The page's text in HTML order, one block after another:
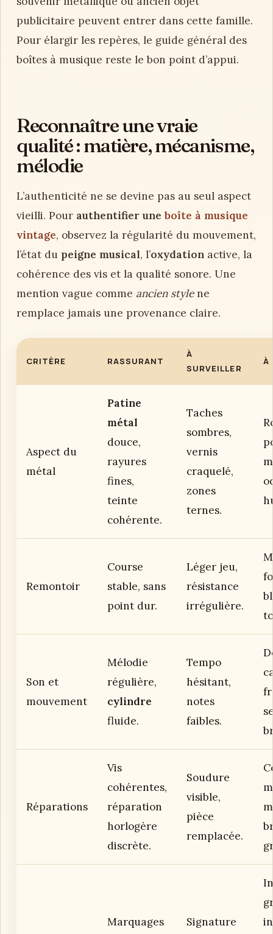
publicitaire peuvent entrer dans cette famille.
Pour élargir les repères, le guide général des
boîtes à musique reste le bon point d’appui.
Reconnaître une vraie
qualité : matière, mécanisme,
mélodie
L’authenticité ne se devine pas au seul aspect
vieilli. Pour authentifier uneboîte à musique
vintage, observez la régularité du mouvement,
l’état du peigne musical, l’oxydation active, la
cohérence des vis et la qualité sonore. Une
mention vague comme ancien stylene
remplace jamais une provenance claire.
CRITÈRE RASSURANT
À
SURVEILLER
À
Aspect du
métal
Patine
métal
douce,
rayures
fines,
teinte
cohérente.
Taches
sombres,
vernis
craquelé,
zones
ternes.
Remontoir
Course
stable, sans
point dur.
Léger jeu,
résistance
irrégulière.
Son et
mouvement
Mélodie
régulière,
cylindre
fluide.
Tempo
hésitant,
notes
faibles.
Réparations
Vis
cohérentes,
réparation
horlogère
discrète.
Soudure
visible,
pièce
remplacée.
Marquages
Signature